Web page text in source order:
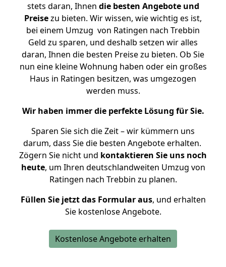
stets daran, Ihnen die besten Angebote und
Preisezu bieten. Wir wissen, wie wichtig es ist,
bei einem Umzug von Ratingen nach Trebbin
Geld zu sparen, und deshalb setzen wir alles
daran, Ihnen die besten Preise zu bieten. Ob Sie
nun eine kleine Wohnung haben oder ein großes
Haus in Ratingen besitzen, was umgezogen
werden muss.
Wir haben immer die perfekte Lösung für Sie.
Sparen Sie sich die Zeit – wir kümmern uns
darum, dass Sie die besten Angebote erhalten.
Zögern Sie nicht und kontaktieren Sie uns noch
heute, um Ihren deutschlandweiten Umzug von
Ratingen nach Trebbin zu planen.
Füllen Sie jetzt das Formular aus, und erhalten
Sie kostenlose Angebote.
Kostenlose Angebote erhalten